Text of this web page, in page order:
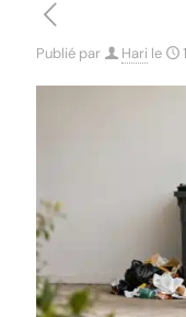
Publié par Hari le